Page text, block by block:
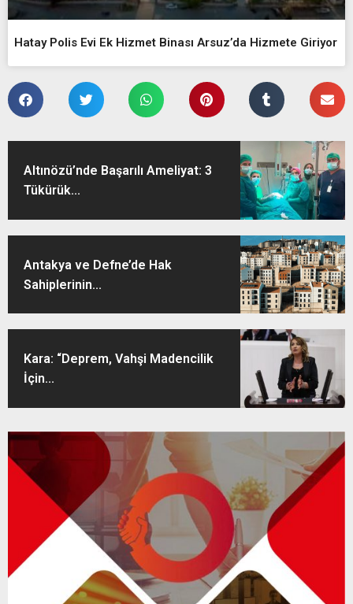
Hatay Polis Evi Ek Hizmet Binası Arsuz’da Hizmete Giriyor
Altınözü’nde Başarılı Ameliyat: 3
Tükürük...
Antakya ve Defne’de Hak
Sahiplerinin...
Kara: “Deprem, Vahşi Madencilik
İçin...